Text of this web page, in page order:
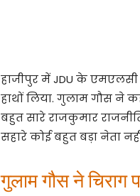
हाजीपुर में JDU के
हाथों लिया. गुलाम गौस ने
बहुत सारे राजकुमार
सहारे कोई बहुत बड़ा नेता
गुलाम गौस ने चिराग